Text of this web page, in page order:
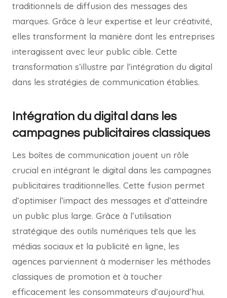
traditionnels de diffusion des messages des
marques. Grâce à leur expertise et leur créativité,
elles transforment la manière dont les entreprises
interagissent avec leur public cible. Cette
transformation s’illustre par l’intégration du digital
dans les stratégies de communication établies.
Intégration du digital dans les
campagnes publicitaires classiques
Les boîtes de communication jouent un rôle
crucial en intégrant le digital dans les campagnes
publicitaires traditionnelles. Cette fusion permet
d’optimiser l’impact des messages et d’atteindre
un public plus large. Grâce à l’utilisation
stratégique des outils numériques tels que les
médias sociaux et la publicité en ligne, les
agences parviennent à moderniser les méthodes
classiques de promotion et à toucher
efficacement les consommateurs d’aujourd’hui.